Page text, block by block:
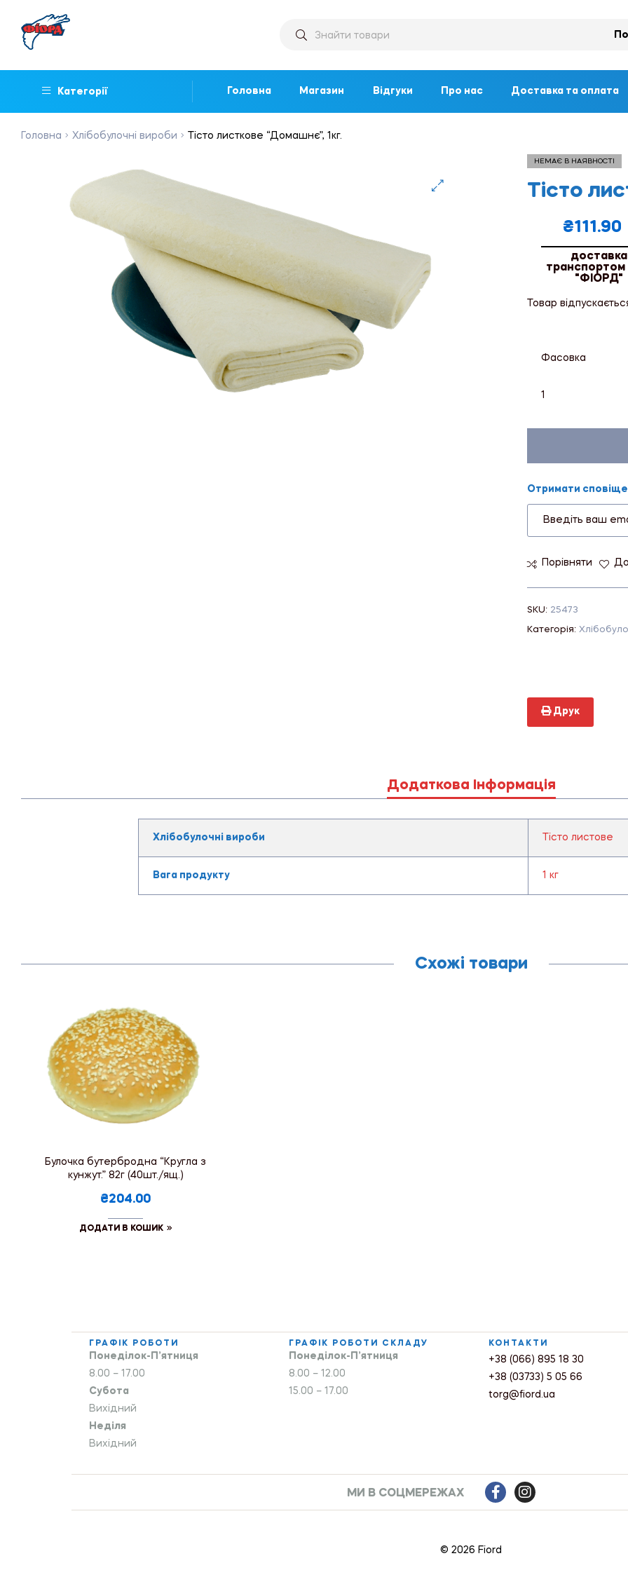
Категорії Головна Магазин Відгуки Про нас Доставка та оплата
Головна Хлібобулочні вироби Тісто листкове “Домашнє”, 1кг.
НЕМАЄ В НАЯВНОСТІ
Тісто
₴111.90
доставка
"ФІОРД"
Товар
Фасовка
1
Отримати
Порівняти
SKU: 25473
Категорія:
Друк
Додаткова Інформація
Хлібобулочні вироби Тісто листове
Вага продукту 1 кг
Схожі товари
Булочка бутербродна “Кругла з
кунжут.” 82г (40шт./ящ.)
₴204.00
ДОДАТИ В КОШИК
ГРАФІК РОБОТИ
Понеділок-П’ятниця
8.00 – 17.00
Субота
Вихідний
Неділя
Вихідний
ГРАФІК РОБОТИ СКЛАДУ
Понеділок-П’ятниця
8.00 – 12.00
15.00 – 17.00
КОНТАКТИ
+38 (066) 895 18 30
+38 (03733) 5 05 66
torg@fiord.ua
МИ В СОЦМЕРЕЖАХ
© 2026 Fiord